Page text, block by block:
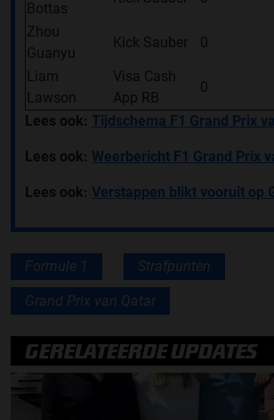
Bottas
Zhou
Guanyu
Kick Sauber
0
Liam
Lawson
Visa Cash
App RB
0
Lees ook: Tijdschema F1 Grand Prix
Lees ook: Weerbericht F1 Grand Prix
Lees ook: Verstappen blikt vooruit op
Formule 1 Strafpunten
Grand Prix van Qatar
GERELATEERDE UPDATES